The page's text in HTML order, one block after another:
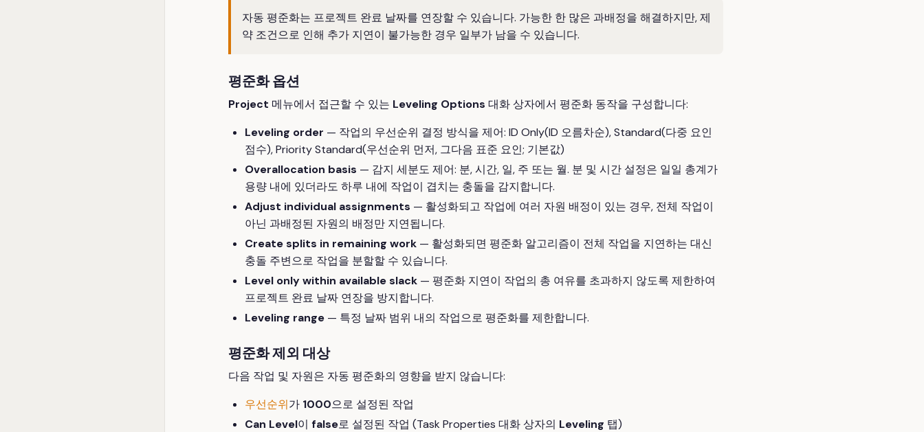
자동 평준화는 프로젝트 완료 날짜를 연장할 수 있습니다. 가능한 한 많은 과배정을 해결하지만, 제
약 조건으로 인해 추가 지연이 불가능한 경우 일부가 남을 수 있습니다.
평준화 옵션
Project 메뉴에서 접근할 수 있는 Leveling Options 대화 상자에서 평준화 동작을 구성합니다:
Leveling order — 작업의 우선순위 결정 방식을 제어: ID Only(ID 오름차순), Standard(다중 요인
점수), Priority Standard(우선순위 먼저, 그다음 표준 요인; 기본값)
Overallocation basis — 감지 세분도 제어: 분, 시간, 일, 주 또는 월. 분 및 시간 설정은 일일 총계가
용량 내에 있더라도 하루 내에 작업이 겹치는 충돌을 감지합니다.
Adjust individual assignments — 활성화되고 작업에 여러 자원 배정이 있는 경우, 전체 작업이
아닌 과배정된 자원의 배정만 지연됩니다.
Create splits in remaining work — 활성화되면 평준화 알고리즘이 전체 작업을 지연하는 대신
충돌 주변으로 작업을 분할할 수 있습니다.
Level only within available slack — 평준화 지연이 작업의 총 여유를 초과하지 않도록 제한하여
프로젝트 완료 날짜 연장을 방지합니다.
Leveling range — 특정 날짜 범위 내의 작업으로 평준화를 제한합니다.
평준화 제외 대상
다음 작업 및 자원은 자동 평준화의 영향을 받지 않습니다:
우선순위가 1000으로 설정된 작업
Can Level이 false로 설정된 작업 (Task Properties 대화 상자의 Leveling 탭)